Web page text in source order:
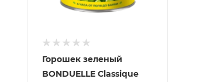
Горошек зеленый
BONDUELLE Classique